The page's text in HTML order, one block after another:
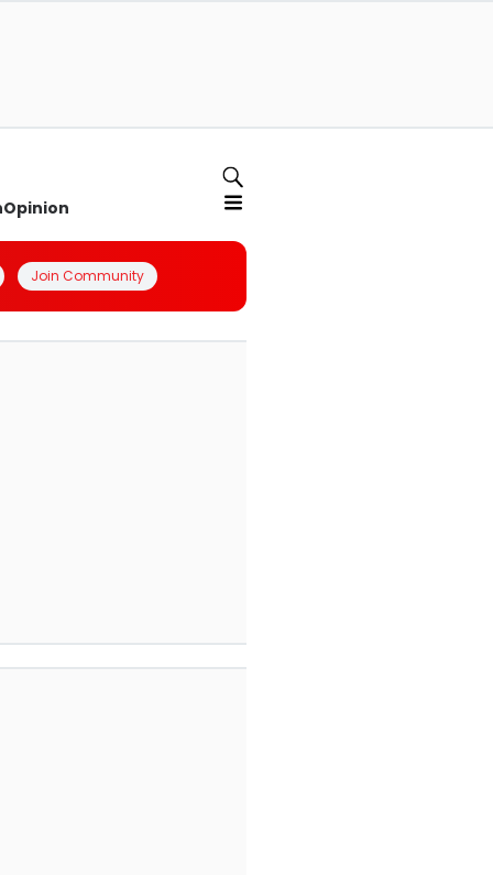
Opinion
Join Community